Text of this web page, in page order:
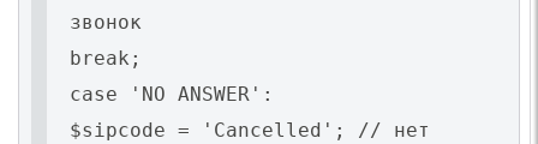
звонок
break;
case 'NO ANSWER':
$sipcode = 'Cancelled'; // нет